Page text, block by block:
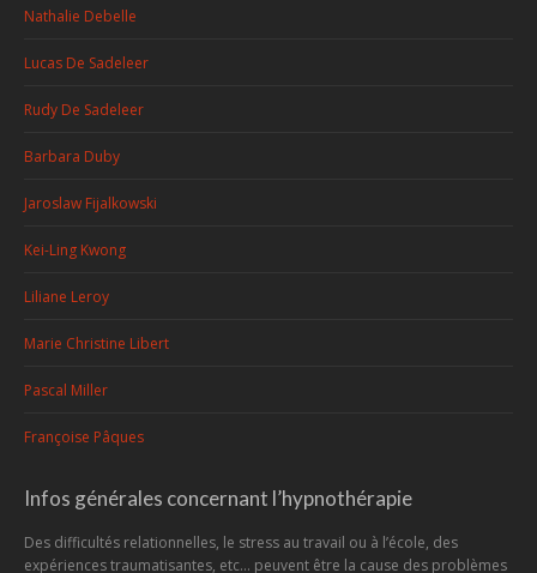
Nathalie Debelle
Lucas De Sadeleer
Rudy De Sadeleer
Barbara Duby
Jaroslaw Fijalkowski
Kei-Ling Kwong
Liliane Leroy
Marie Christine Libert
Pascal Miller
Françoise Pâques
Infos générales concernant l’hypnothérapie
Des difficultés relationnelles, le stress au travail ou à l’école, des
expériences traumatisantes, etc... peuvent être la cause des problèmes